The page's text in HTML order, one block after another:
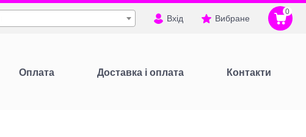
Вхід Вибране
0
Оплата Доставка і оплата Контакти